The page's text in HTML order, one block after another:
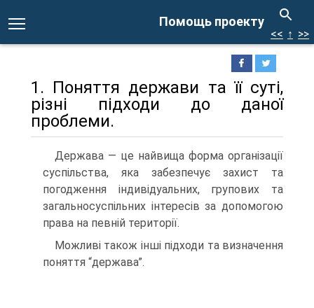
Помощь проекту
<< ↑ >>
1. Поняття держави та її суті,
різні підходи до даної
проблеми.
Держава — це найвища форма організації
суспільства, яка забезпечує захист та
погодження індивідуальних, групових та
загальносуспільних інтересів за допомогою
права на певній території.
Можливі також інші підходи та визначення
поняття “держава”.